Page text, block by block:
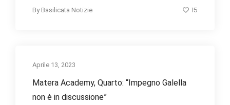
By Basilicata Notizie 15
Aprile 13, 2023
Matera Academy, Quarto: “Impegno Galella
non è in discussione”